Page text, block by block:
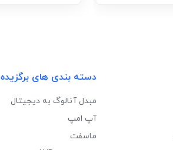
دسته بندی های برگزیده
مبدل آنالوگ به دیجیتال
آپ امپ
ماسفت